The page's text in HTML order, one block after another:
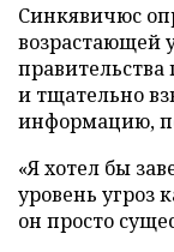
Синкявичюс
возрастающей
правительства
и тщательно
информацию,
«Я хотел бы
уровень угроз
он просто